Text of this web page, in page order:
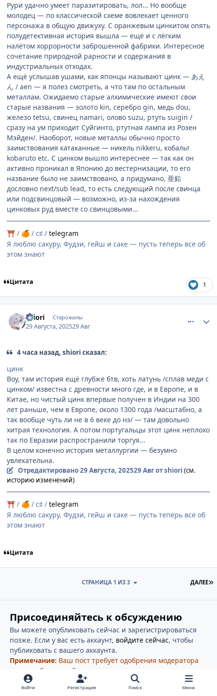
Рури удачно умеет паразитировать, лол... Но вообще
молодец — по классической схеме вовлекает ценного
персонажа в общую движуху. С оранжевым цинкитом опять
полудетективная история вышла — ещё и с лёгким
налётом хоррорности заброшенной фабрики. Интересное
сочетание природной рарности и содержания в
индустриальных отходах.
А ещё услышав ушами, как японцы называют цинк — あえ
ん / aen — я полез смотреть, а что там по остальным
металлам. Ожидаемо старые алхимические имеют свои
старые названия — золото kin, серебро gin, медь dou,
железо tetsu, свинец namari, олово suzu, ртуть suigin /
сразу на ум приходит Суйгинто, ртутная лампа из Розен
Мэйден/. Наоборот, новые металлы обычно просто
заимствования катаканные — никель nikkeru, кобальт
kobaruto etc. С цинком вышло интереснее — так как он
активно проникал в Японию до вестернизации, то его
название было не заимствовано, а придумано, 亜鉛
дословно next/sub lead, то есть следующий после свинца
или подсвинцовый — возможно, из-за нахождения
цинковых руд вместе со свинцовыми...
⛩ / 🍊 / c♯ / telegram
Я люблю сакуру, Фудзи, гейш и саке — пусть теперь все об
этом знают
Цитата 1
shiоri Старожилы
29 Августа, 202529 Авг
4 часа назад, shiоri сказал:
цинк
Воу, там история ещё глубже бтв, хоть латунь /сплав меди с
цинком/ известна с древности много где, и в Европе, и в
Китае, но чистый цинк впервые получен в Индии на 300
лет раньше, чем в Европе, около 1300 года /масштабно, а
так вообще чуть ли не в 6 веке до нэ/ — там довольно
хитрая технология. А потом португальцы этот цинк неплохо
так по Евразии распространили торгуя...
В целом конечно история металлургии — безумно
увлекательна.
Отредактировано29 Августа, 202529 Авгот shiоri (см.
историю изменений)
⛩ / 🍊 / c♯ / telegram
Я люблю сакуру, Фудзи, гейш и саке — пусть теперь все об
этом знают
Цитата
ДАЛЕЕ
СТРАНИЦА 1 ИЗ 3
Присоединяйтесь к обсуждению
Вы можете опубликовать сейчас и зарегистрироваться
позже. Если у вас есть аккаунт, войдите сейчас, чтобы
публиковать с вашего аккаунта.
Примечание: Ваш пост требует одобрения модератора
перед публикацией.
Войти Регистрация Поиск Меню